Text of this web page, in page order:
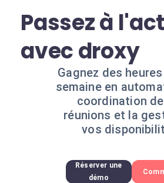
Passez à
avec droxy
Gagnez des
semaine en
coordination
réunions et la
vos
Réserver une
démo